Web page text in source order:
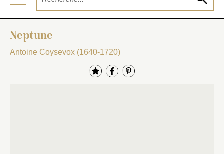
Neptune
Antoine Coysevox (1640-1720)